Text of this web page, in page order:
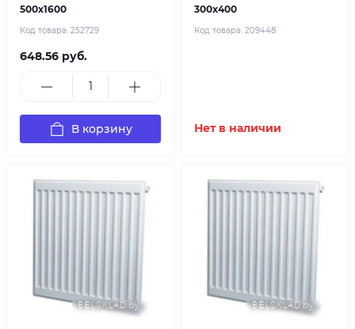
500x1600
Код товара: 252729
648.56 руб.
В корзину
300x400
Код товара: 209448
Нет в наличии